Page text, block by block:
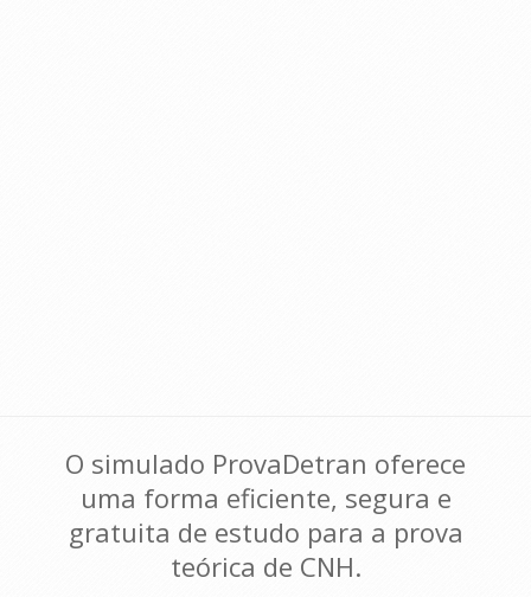
O simulado ProvaDetran oferece
uma forma eficiente, segura e
gratuita de estudo para a prova
teórica de CNH.